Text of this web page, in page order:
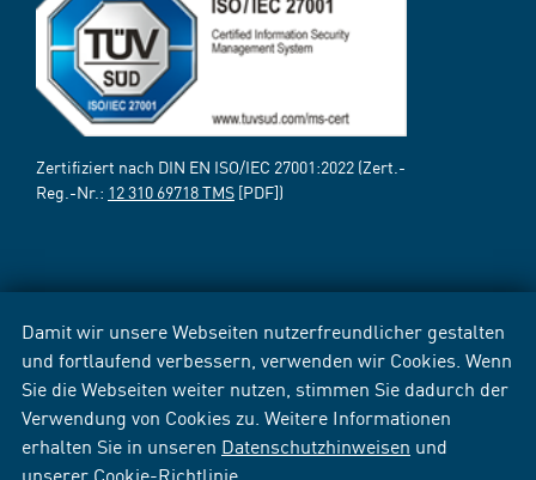
Damit wir unsere Webseiten nutzerfreundlicher gestalten
und fortlaufend verbessern, verwenden wir Cookies. Wenn
Sie die Webseiten weiter nutzen, stimmen Sie dadurch der
Verwendung von Cookies zu. Weitere Informationen
erhalten Sie in unseren Datenschutzhinweisen und
unserer Cookie-Richtlinie
Zertifiziert nach DIN EN ISO/IEC 27001:2022 (Zert.-
Reg.-Nr.: 12 310 69718 TMS [PDF])